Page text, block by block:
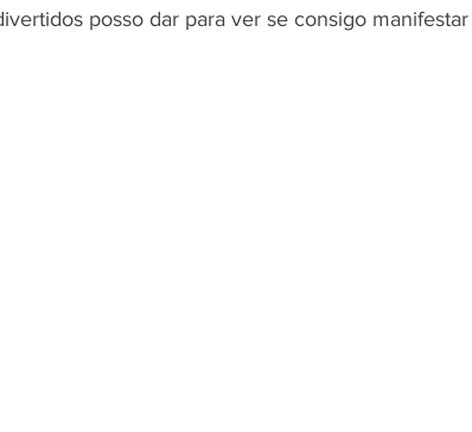
posso dar para ver se consigo manifestar